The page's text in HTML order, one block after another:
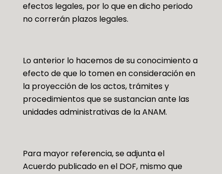
efectos legales, por lo que en dicho periodo
no correrán plazos legales.
Lo anterior lo hacemos de su conocimiento a
efecto de que lo tomen en consideración en
la proyección de los actos, trámites y
procedimientos que se sustancian ante las
unidades administrativas de la ANAM.
Para mayor referencia, se adjunta el
Acuerdo publicado en el DOF, mismo que